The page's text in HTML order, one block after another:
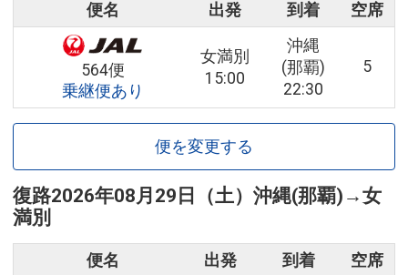
便名 出発 到着 空席
564便
乗継便あり
女満別
15:00
沖縄
(那覇)
22:30
5
便を変更する
復路2026年08月29日（土） 沖縄(那覇) →女
満別
便名 出発 到着 空席